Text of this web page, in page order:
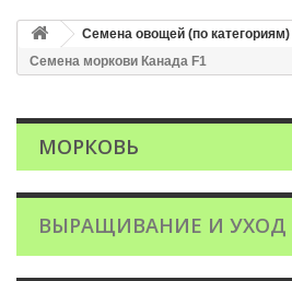
Семена овощей (по категориям)
Семена моркови Канада F1
МОРКОВЬ
ВЫРАЩИВАНИЕ И УХОД